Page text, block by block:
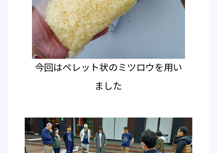
今回はペレット状のミツロウを用い
ました